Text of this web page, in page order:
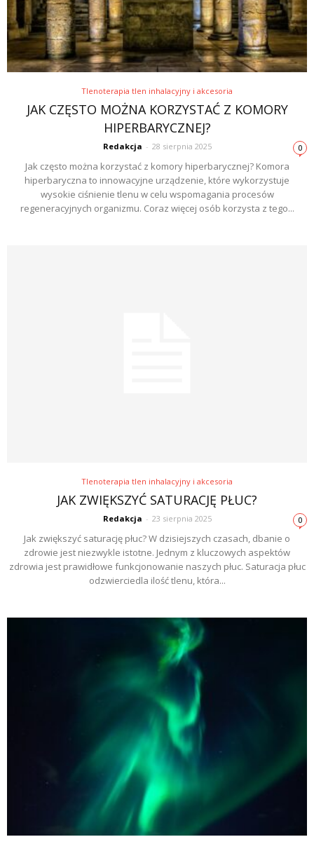
Tlenoterapia tlen inhalacyjny i akcesoria
JAK CZĘSTO MOŻNA KORZYSTAĆ Z KOMORY
HIPERBARYCZNEJ?
Redakcja - 28 sierpnia 2025 0
Jak często można korzystać z komory hiperbarycznej? Komora
hiperbaryczna to innowacyjne urządzenie, które wykorzystuje
wysokie ciśnienie tlenu w celu wspomagania procesów
regeneracyjnych organizmu. Coraz więcej osób korzysta z tego...
Tlenoterapia tlen inhalacyjny i akcesoria
JAK ZWIĘKSZYĆ SATURACJĘ PŁUC?
Redakcja - 23 sierpnia 2025 0
Jak zwiększyć saturację płuc? W dzisiejszych czasach, dbanie o
zdrowie jest niezwykle istotne. Jednym z kluczowych aspektów
zdrowia jest prawidłowe funkcjonowanie naszych płuc. Saturacja płuc
odzwierciedla ilość tlenu, która...